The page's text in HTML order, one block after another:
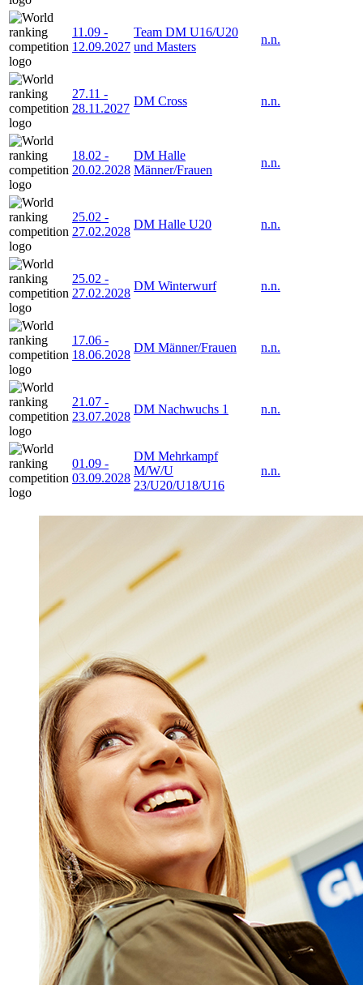
11.09 -
12.09.2027
Team DM U16/U20
und Masters
n.n.
27.11 -
28.11.2027
DM Cross n.n.
18.02 -
20.02.2028
DM Halle
Männer/Frauen
n.n.
25.02 -
27.02.2028
DM Halle U20 n.n.
25.02 -
27.02.2028
DM Winterwurf n.n.
17.06 -
18.06.2028
DM Männer/Frauen n.n.
21.07 -
23.07.2028
DM Nachwuchs 1 n.n.
01.09 -
03.09.2028
DM Mehrkampf
M/W/U
23/U20/U18/U16
n.n.